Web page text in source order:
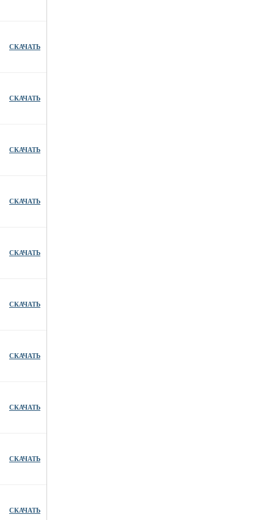
СКАЧАТЬ
СКАЧАТЬ
СКАЧАТЬ
СКАЧАТЬ
СКАЧАТЬ
СКАЧАТЬ
СКАЧАТЬ
СКАЧАТЬ
СКАЧАТЬ
СКАЧАТЬ